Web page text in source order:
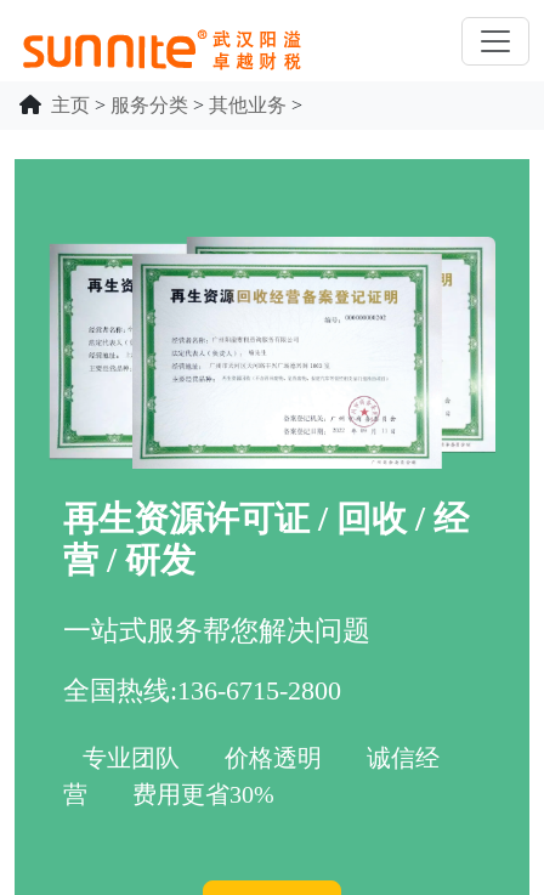
主页 > 服务分类 > 其他业务 >
再生资源许可证 / 回收 / 经
营 / 研发
一站式服务帮您解决问题
全国热线:136-6715-2800
专业团队 价格透明
诚信经
营
费用更省30%